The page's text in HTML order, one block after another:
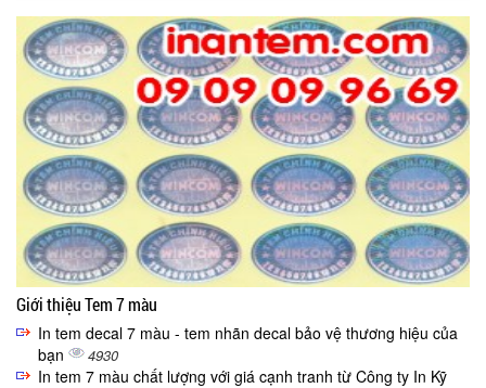
Giới thiệu Tem 7 màu
In tem decal 7 màu - tem nhãn decal bảo vệ thương hiệu của
bạn
4930
In tem 7 màu chất lượng với giá cạnh tranh từ Công ty In Kỹ